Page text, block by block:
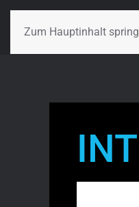
Zum Hauptinhalt